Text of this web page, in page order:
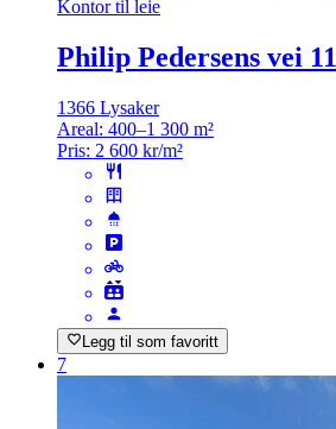
Kontor til leie
Philip Pedersens vei 11
1366 Lysaker
Areal: 400–1 300 m²
Pris: 2 600 kr/m²
Legg til som favoritt
7